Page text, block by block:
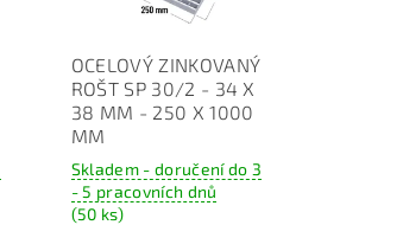
OCELOVÝ ZINKOVANÝ
ROŠT SP 30/2 - 34 X
38 MM - 250 X 1000
MM
Skladem - doručení do 3
- 5 pracovních dnů
(50 ks)